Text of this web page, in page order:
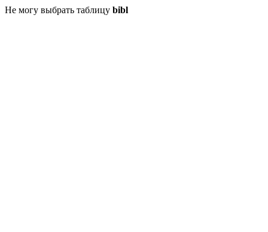
Не могу выбрать таблицу bibl